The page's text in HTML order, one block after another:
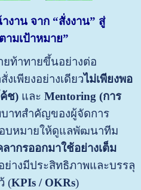
งาน จาก “สั่งงาน” สู่
มเป้าหมาย”
ยท้าทายขึ้นอย่างต่อ
เพียงอย่างเดียวไม่เพียงพอ
ช)และ Mentoring (การ
บาทสำคัญของผู้จัดการ
บหมายให้ดูแลพัฒนาทีม
ากรออกมาใช้อย่างเต็ม
างมีประสิทธิภาพและบรรลุ
(KPIs / OKRs)